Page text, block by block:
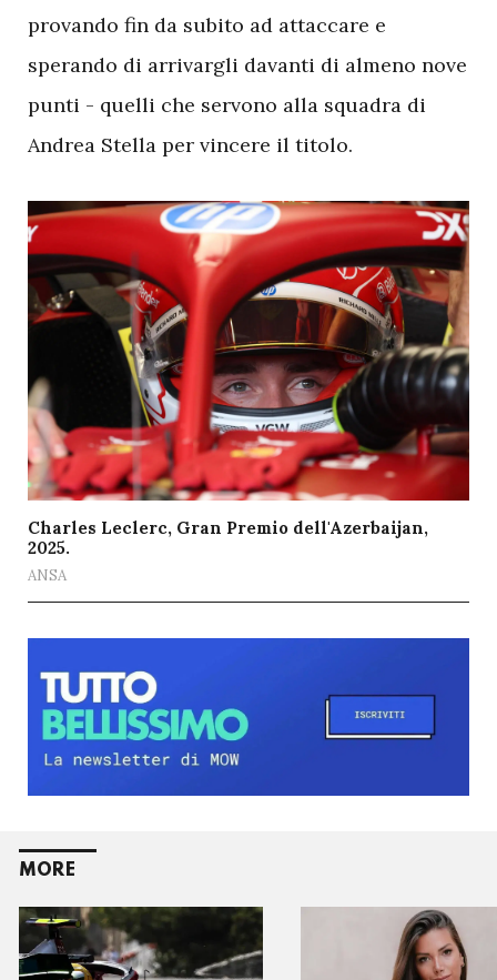
provando fin da subito ad attaccare e
sperando di arrivargli davanti di almeno nove
punti - quelli che servono alla squadra di
Andrea Stella per vincere il titolo.
Charles Leclerc, Gran Premio dell'Azerbaijan,
2025.
ANSA
MORE